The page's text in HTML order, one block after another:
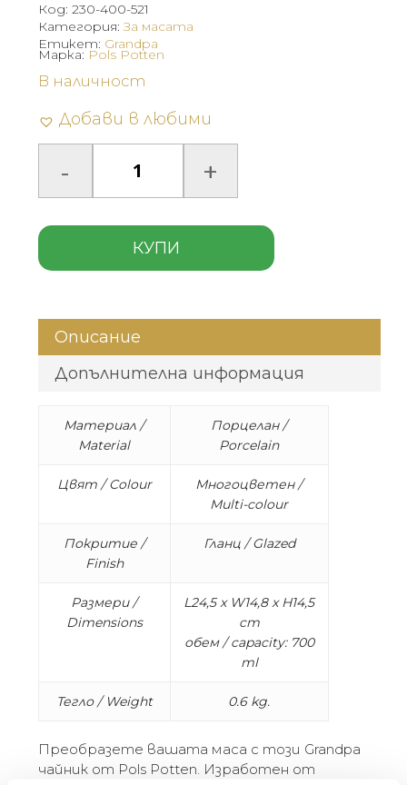
Код: 230-400-521
Категория:За масата
Етикет: Grandpa
В наличност
Добави в любими
КУПИ
Марка: Pols Potten
Описание
Допълнителна информация
Материал /
Material
Порцелан /
Porcelain
Цвят / Colour
Многоцветен /
Multi-colour
Покритие /
Finish
Гланц / Glazed
Размери /
Dimensions
L24,5 x W14,8 x H14,5
cm
обем / capacity: 700
ml
Тегло / Weight 0.6 kg.
Преобразете вашата маса с този Grandpa
чайник от Pols Potten. Изработен от